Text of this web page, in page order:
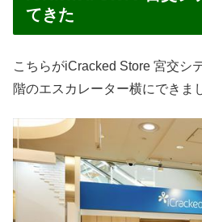
てきた
こちらがiCracked Store 宮交シ
階のエスカレーター横にできま